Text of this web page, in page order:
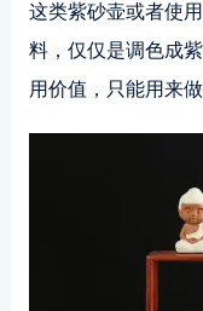
这类紫砂壶或者使
料，仅仅是调色成
用价值，只能用来